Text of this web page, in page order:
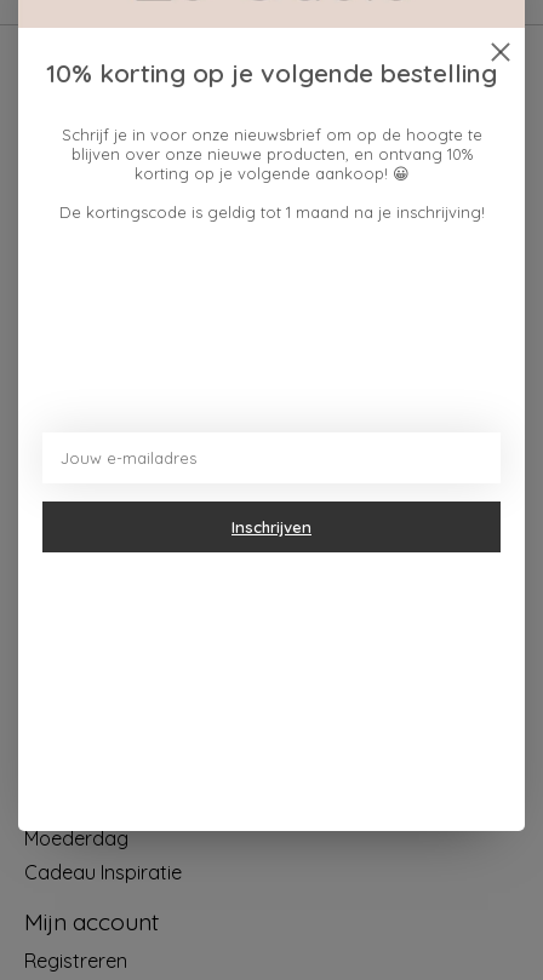
Moederdag
Cadeau Inspiratie
Mijn account
Registreren
10% korting op je volgende bestelling
Schrijf je in voor onze nieuwsbrief om op de hoogte te
blijven over onze nieuwe producten, en ontvang 10%
korting op je volgende aankoop! 😀
De kortingscode is geldig tot 1 maand na je inschrijving!
Inschrijven